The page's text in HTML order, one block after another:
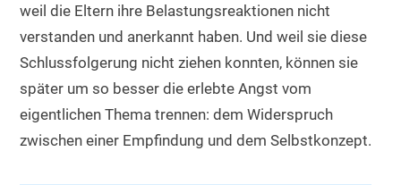
weil die Eltern ihre Belastungsreaktionen nicht
verstanden und anerkannt haben. Und weil sie diese
Schlussfolgerung nicht ziehen konnten, können sie
später um so besser die erlebte Angst vom
eigentlichen Thema trennen: dem Widerspruch
zwischen einer Empfindung und dem Selbstkonzept.